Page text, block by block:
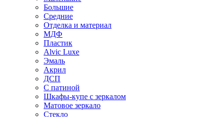
Большие
Средние
Отделка и материал
МДФ
Пластик
Alvic Luxe
Эмаль
Акрил
ДСП
С патиной
Шкафы-купе с зеркалом
Матовое зеркало
Стекло